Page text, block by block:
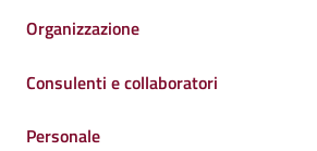
Organizzazione
Consulenti e collaboratori
Personale